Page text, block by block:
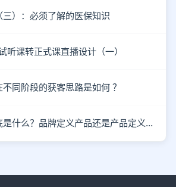
）：必须了解的医保知识
听课转正式课直播设计（一）
同阶段的获客思路是如何 ？
产品的竞争力到底是什么？品牌定义产品还是产品定义品牌?